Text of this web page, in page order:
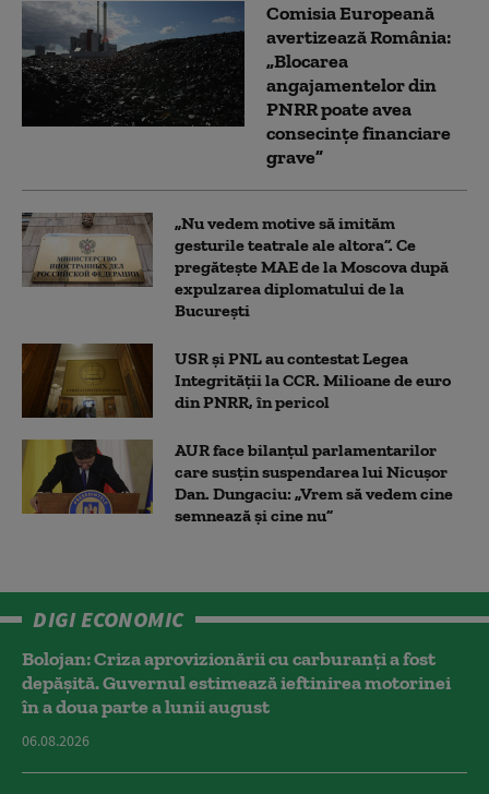
Comisia Europeană
avertizează România:
„Blocarea
angajamentelor din
PNRR poate avea
consecințe financiare
grave”
„Nu vedem motive să imităm
gesturile teatrale ale altora”. Ce
pregătește MAE de la Moscova după
expulzarea diplomatului de la
București
USR și PNL au contestat Legea
Integrității la CCR. Milioane de euro
din PNRR, în pericol
AUR face bilanțul parlamentarilor
care susțin suspendarea lui Nicușor
Dan. Dungaciu: „Vrem să vedem cine
semnează și cine nu”
DIGI ECONOMIC
Bolojan: Criza aprovizionării cu carburanți a fost
depășită. Guvernul estimează ieftinirea motorinei
în a doua parte a lunii august
06.08.2026